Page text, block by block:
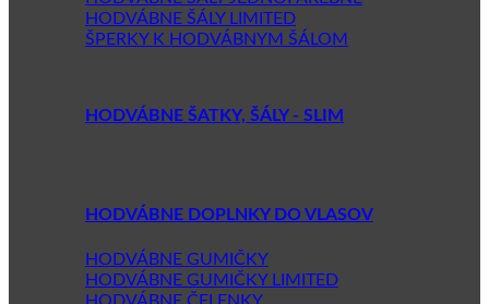
HODVÁBNE ŠÁLY LIMITED
ŠPERKY K HODVÁBNYM ŠÁLOM
HODVÁBNE ŠATKY, ŠÁLY - SLIM
HODVÁBNE DOPLNKY DO VLASOV
HODVÁBNE GUMIČKY
HODVÁBNE GUMIČKY LIMITED
HODVÁBNE ČELENKY